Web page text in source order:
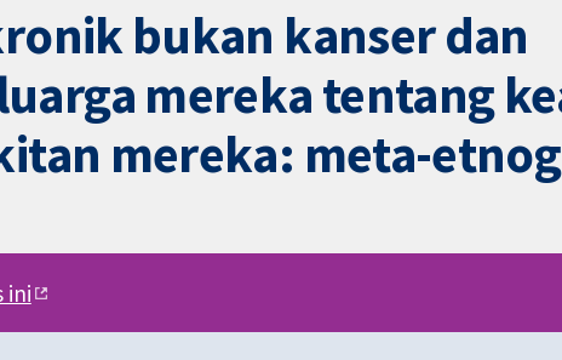
bukan kanser dan
mereka tentang
mereka: meta-
ini